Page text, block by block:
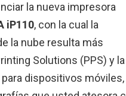
la nueva impresora
iP110, con la cual la
la nube resulta más
Solutions (PPS) y
dispositivos